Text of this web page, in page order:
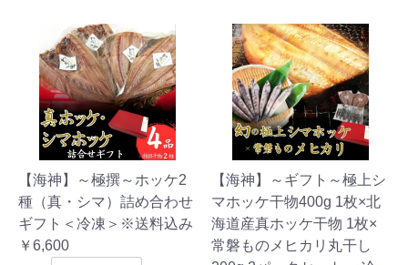
【海神】～極撰～ホッケ2
種（真・シマ）詰め合わせ
ギフト＜冷凍＞※送料込み
￥6,600
【海神】～ギフト～極上シ
マホッケ干物400g 1枚×北
海道産真ホッケ干物 1枚×
常磐ものメヒカリ丸干し